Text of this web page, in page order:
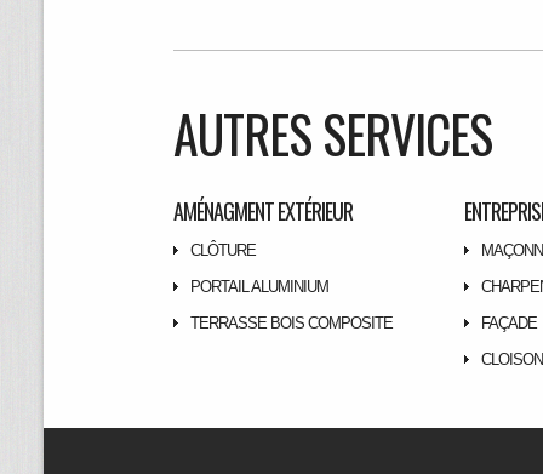
AUTRES SERVICES
AMÉNAGMENT EXTÉRIEUR
CLÔTURE
PORTAIL ALUMINIUM
TERRASSE BOIS COMPOSITE
FAÇADE